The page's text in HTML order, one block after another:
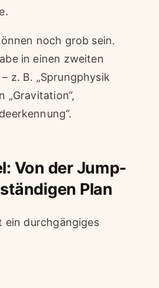
noch grob sein.
in einen zweiten
z. B. „Sprungphysik
„Gravitation“,
Von der Jump-
Plan
ein durchgängiges